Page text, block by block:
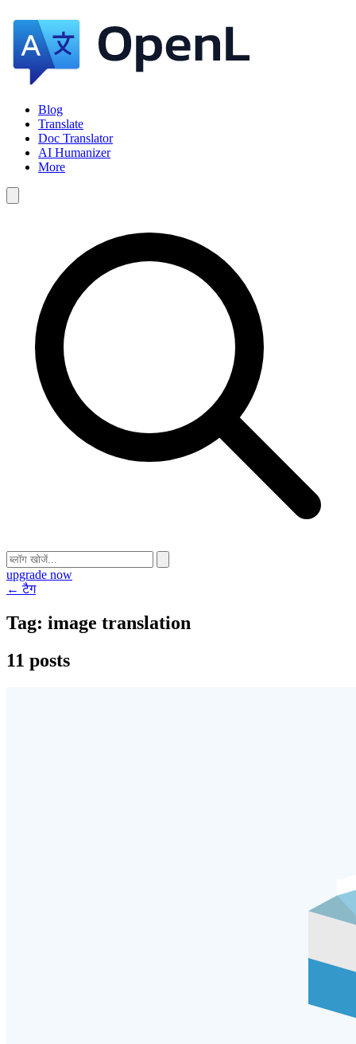
Blog
Translate
Doc Translator
AI Humanizer
More
upgrade now
← टैग
Tag: image translation
11 posts